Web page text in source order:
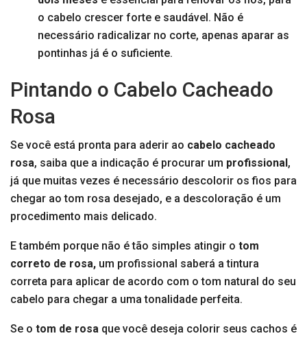
o cabelo crescer forte e saudável. Não é
necessário radicalizar no corte, apenas aparar as
pontinhas já é o suficiente.
Pintando o Cabelo Cacheado
Rosa
Se você está pronta para aderir ao cabelo cacheado
rosa, saiba que a indicação é procurar um profissional ,
já que muitas vezes é necessário descolorir os fios para
chegar ao tom rosa desejado, e a descoloração é um
procedimento mais delicado.
E também porque não é tão simples atingir o tom
correto de rosa, um profissional saberá a tintura
correta para aplicar de acordo com o tom natural do seu
cabelo para chegar a uma tonalidade perfeita.
Se o tom de rosa que você deseja colorir seus cachos é